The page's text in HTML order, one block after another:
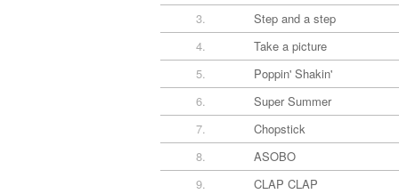
3.
Step and a step
4.
Take a picture
5.
Poppin' Shakin'
6.
Super Summer
7.
Chopstick
8.
ASOBO
9.
CLAP CLAP